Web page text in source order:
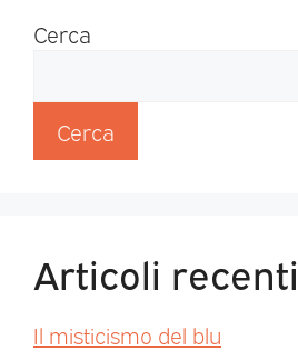
Cerca
Cerca
Articoli recenti
Il misticismo del blu